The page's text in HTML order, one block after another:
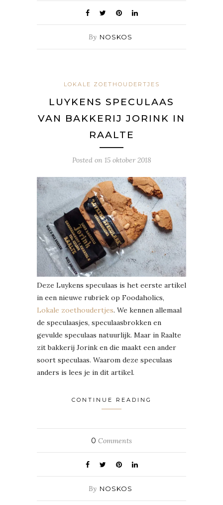
By NOSKOS
LOKALE ZOETHOUDERTJES
LUYKENS SPECULAAS
VAN BAKKERIJ JORINK IN
RAALTE
Posted on 15 oktober 2018
Deze Luykens speculaas is het eerste artikel
in een nieuwe rubriek op Foodaholics,
Lokale zoethoudertjes. We kennen allemaal
de speculaasjes, speculaasbrokken en
gevulde speculaas natuurlijk. Maar in Raalte
zit bakkerij Jorink en die maakt een ander
soort speculaas. Waarom deze speculaas
anders is lees je in dit artikel.
CONTINUE READING
0 Comments
By NOSKOS